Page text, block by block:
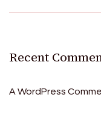
Recent
A WordPress